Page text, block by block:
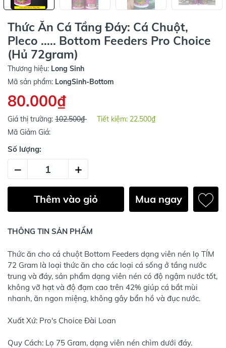
Thức Ăn Cá Tầng Đáy: Cá Chuột,
Pleco ..... Bottom Feeders Pro Choice
(Hủ 72gram)
Thương hiệu: Long Sinh
Mã sản phẩm: LongSinh-Bottom
80.000₫
Giá thị trường: 102.500₫ Tiết kiệm: 22.500₫
Mã Giảm Giá:
Số lượng:
– +
Thêm vào giỏ Mua ngay
THÔNG TIN SẢN PHẨM
Thức ăn cho cá chuột Bottom Feeders dạng viên nén lọ TÍM
72 Gram là loại thức ăn cho các loại cá sống ở tầng nước
trung và đáy, sản phẩm dạng viên nén có độ ngậm nước tốt,
không vỡ hạt và độ đạm cao trên 42% giúp cá bắt mùi
nhanh, ăn ngon miệng, không gây bẩn hồ và đục nước.
Xuất Xứ: Pro's Choice Đài Loan
Quy Cách: Lọ 75 Gram, dạng viên nén chìm dưới đáy.